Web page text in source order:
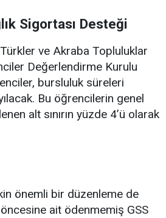
Sigortası Desteği
ve Akraba Topluluklar
Değerlendirme Kurulu
bursluluk süreleri
Bu öğrencilerin genel
alt sınırın yüzde 4’ü olarak
önemli bir düzenleme de
ait ödenmemiş GSS